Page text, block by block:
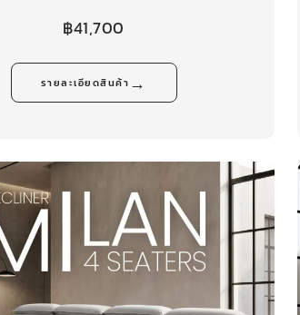
฿41,700
รายละเอียดสินค้า →